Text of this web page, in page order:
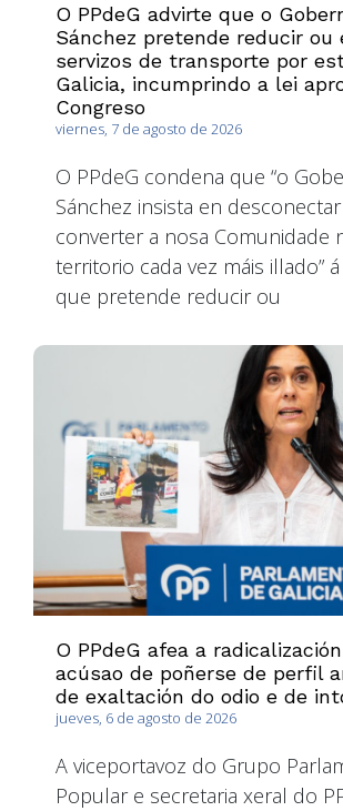
O PPdeG advirte que o
Sánchez pretende reducir ou
servizos de transporte por
Galicia, incumprindo a lei
Congreso
viernes, 7 de agosto de 2026
O PPdeG condena que “o
Sánchez insista en desconectar
converter a nosa Comunidade
territorio cada vez máis illado”
que pretende reducir ou
O PPdeG afea a
acúsao de poñerse de perfil
de exaltación do odio e de
jueves, 6 de agosto de 2026
A viceportavoz do Grupo
Popular e secretaria xeral do